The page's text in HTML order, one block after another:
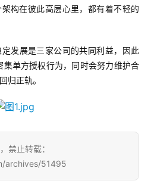
构在彼此高层心里，都有着不轻的
定发展是三家公司的共同利益，因此
单方授权行为，同时会努力维护合
归正轨。
禁止转载：
archives/51495